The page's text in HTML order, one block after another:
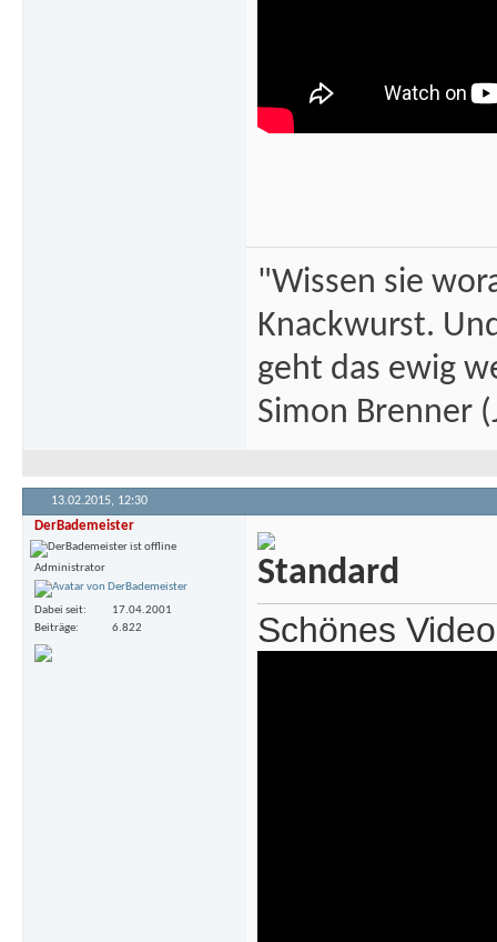
"Wissen sie
Knackwurst.
geht das ewig
Simon Brenner
13.02.2015, 12:30
DerBademeister
Administrator
Dabei seit
17.04.2001
Beiträge
6.822 Schönes